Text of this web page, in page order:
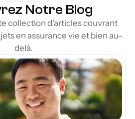
Notre Blog
collection d'articles couvrant
en assurance vie et bien au-
delà.